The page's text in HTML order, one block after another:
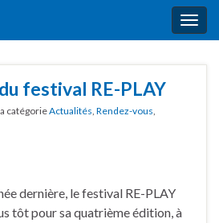
festival RE-PLAY
catégorieActualités, Rendez-vous,
dernière, le festival RE-PLAY
tôt pour sa quatrième édition, à